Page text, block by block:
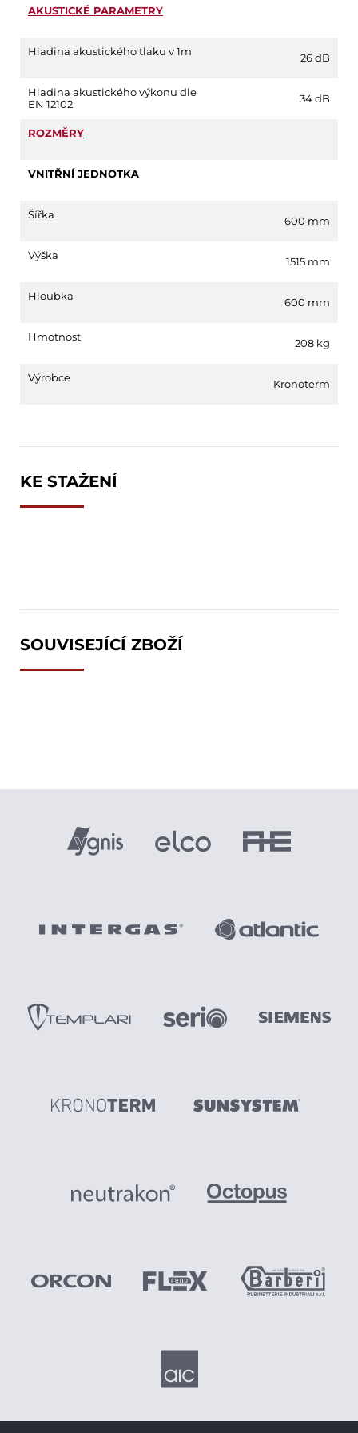
AKUSTICKÉ PARAMETRY
Hladina akustického tlaku v 1m 26 dB
Hladina akustického výkonu dle
EN 12102
34 dB
ROZMĚRY
VNITŘNÍ JEDNOTKA
Šířka 600 mm
Výška 1515 mm
Hloubka 600 mm
Hmotnost 208 kg
Výrobce Kronoterm
KE STAŽENÍ
SOUVISEJÍCÍ ZBOŽÍ